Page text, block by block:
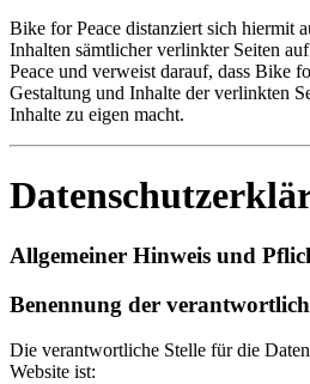
Bike for Peace distanziert sich hiermit
Inhalten sämtlicher verlinkter Seiten
Peace und verweist darauf, dass Bike
Gestaltung und Inhalte der verlinkten
Inhalte zu eigen macht.
Allgemeiner Hinweis und
Benennung der
Die verantwortliche Stelle für die
Website ist: